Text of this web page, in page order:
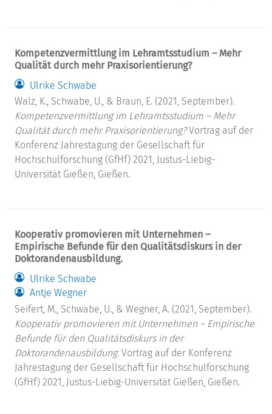
Kompetenzvermittlung im Lehramtsstudium – Mehr
Qualität durch mehr Praxisorientierung?
Ulrike Schwabe
Walz, K., Schwabe, U., & Braun, E. (2021, September).
Kompetenzvermittlung im Lehramtsstudium – Mehr
Qualität durch mehr Praxisorientierung?Vortrag auf der
Konferenz Jahrestagung der Gesellschaft für
Hochschulforschung (GfHf) 2021, Justus-Liebig-
Universität Gießen, Gießen.
Kooperativ promovieren mit Unternehmen –
Empirische Befunde für den Qualitätsdiskurs in der
Doktorandenausbildung.
Ulrike Schwabe
Antje Wegner
Seifert, M., Schwabe, U., & Wegner, A. (2021, September).
Kooperativ promovieren mit Unternehmen – Empirische
Befunde für den Qualitätsdiskurs in der
Doktorandenausbildung. Vortrag auf der Konferenz
Jahrestagung der Gesellschaft für Hochschulforschung
(GfHf) 2021, Justus-Liebig-Universität Gießen, Gießen.